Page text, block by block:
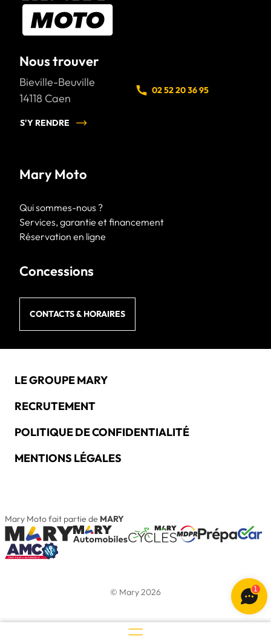
Nous trouver
Bieville-Beuville
14118 Caen
S'Y RENDRE
02 52 20 36 95
Mary Moto
Qui sommes-nous ?
Services, garantie et financement
Réservation en ligne
Concessions
CONTACTS & HORAIRES
LE GROUPE MARY
RECRUTEMENT
POLITIQUE DE CONFIDENTIALITÉ
MENTIONS LÉGALES
Mary Moto fait partie de MARY
© Mary 2026 1